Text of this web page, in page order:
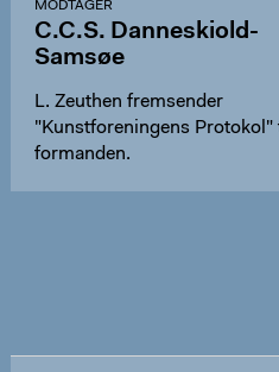
MODTAGER
C.C.S. Danneskiold-
Samsøe
L. Zeuthen fremsender
"Kunstforeningens Protokol"
formanden.